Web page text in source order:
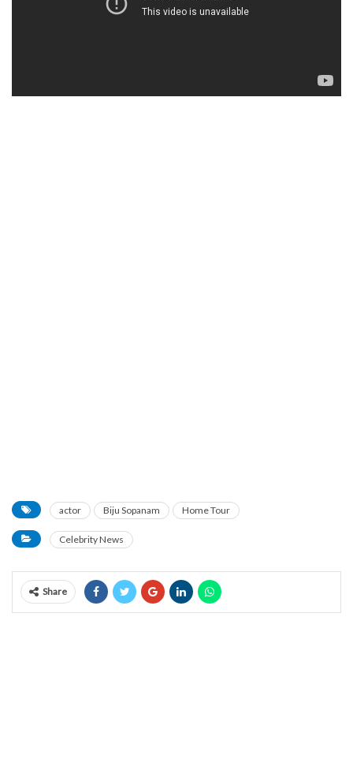
actor Biju Sopanam Home Tour
Celebrity News
Share